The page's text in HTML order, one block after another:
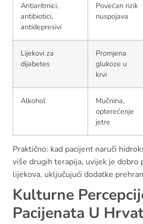
Antiaritmici,
antibiotici,
antidepresivi
Povećan rizik
nuspojava
Lijekovi za
dijabetes
Promjena
glukoze u
krvi
Alkohol
Mučnina,
opterećenje
jetre
Praktično: kad pacijent naruči
više drugih terapija, uvijek je dobro
lijekova, uključujući dodatke
Kulturne
Pacijenata U